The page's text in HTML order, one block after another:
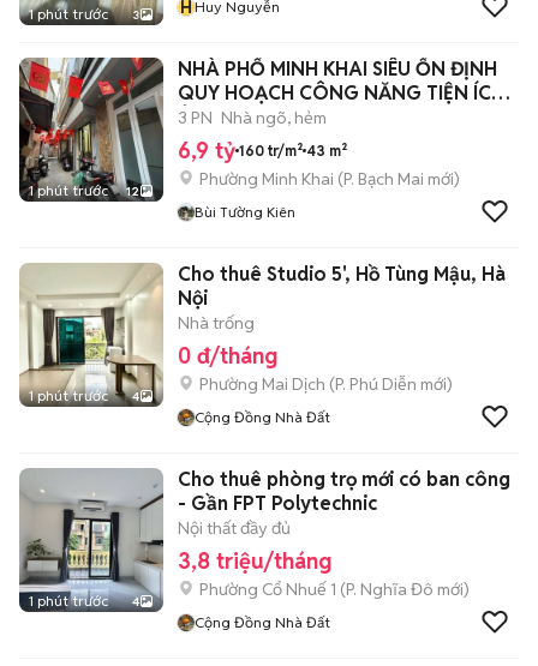
1 phút trước 3
HHuy Nguyễn
1 phút trước 12
NHÀ PHỐ MINH KHAI SIÊU ỔN ĐỊNH
QUY HOẠCH CÔNG NĂNG TIỆN ÍCH
Ở NGAY.
3 PN Nhà ngõ, hẻm
6,9 tỷ 160 tr/m² 43 m²
Phường Minh Khai (P. Bạch Mai mới)
Bùi Tường Kiên
1 phút trước 4
Cho thuê Studio 5', Hồ Tùng Mậu, Hà
Nội
Nhà trống
0 đ/tháng
Phường Mai Dịch (P. Phú Diễn mới)
Cộng Đồng Nhà Đất
1 phút trước 4
Cho thuê phòng trọ mới có ban công
- Gần FPT Polytechnic
Nội thất đầy đủ
3,8 triệu/tháng
Phường Cổ Nhuế 1 (P. Nghĩa Đô mới)
Cộng Đồng Nhà Đất